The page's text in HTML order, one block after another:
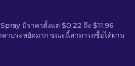
มีราคาตั้งแต่ $0.22 ถึง $11.96
คาประหยัดมาก ขณะนี้สามารถซื้อได้ผ่าน